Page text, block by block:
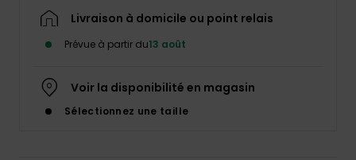
Livraison à domicile ou point relais
Prévue à partir du13 août
Voir la disponibilité en magasin
Sélectionnez une taille